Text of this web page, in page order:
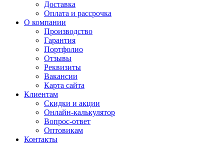
Доставка
Оплата и рассрочка
О компании
Производство
Гарантия
Портфолио
Отзывы
Реквизиты
Вакансии
Карта сайта
Клиентам
Скидки и акции
Онлайн-калькулятор
Вопрос-ответ
Оптовикам
Контакты